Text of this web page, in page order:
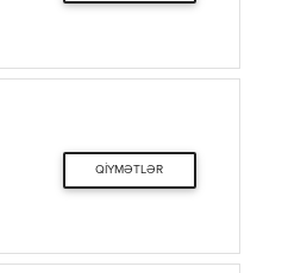
QIYMƏTLƏR